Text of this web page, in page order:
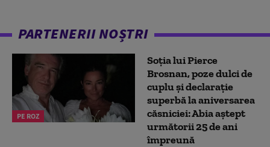
PARTENERII NOȘTRI
PE ROZ
Soția lui Pierce
Brosnan, poze dulci de
cuplu și declarație
superbă la aniversarea
căsniciei: Abia aștept
următorii 25 de ani
împreună